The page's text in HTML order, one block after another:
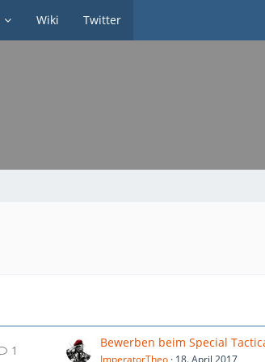
Wiki Twitter
1
ImperatorTheo 18. April 2017